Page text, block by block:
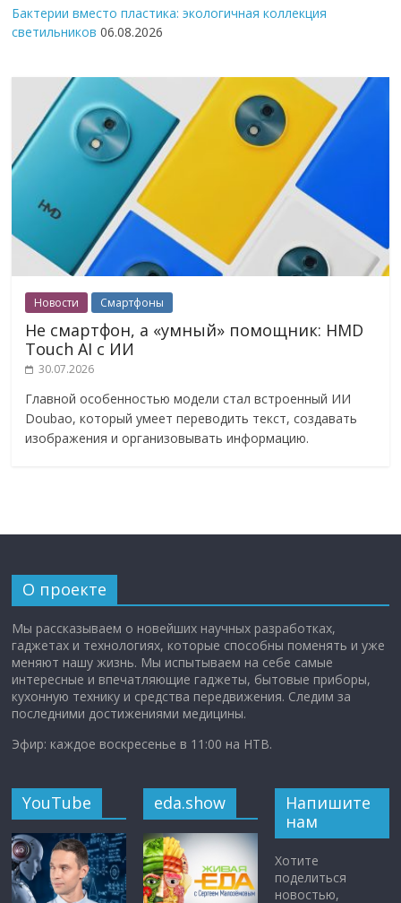
Бактерии вместо пластика: экологичная коллекция
светильников 06.08.2026
Новости Смартфоны
Не смартфон, а «умный» помощник: HMD
Touch AI с ИИ
30.07.2026
Главной особенностью модели стал встроенный ИИ
Doubao, который умеет переводить текст, создавать
изображения и организовывать информацию.
О проекте
Мы рассказываем о новейших научных разработках,
гаджетах и технологиях, которые способны поменять и уже
меняют нашу жизнь. Мы испытываем на себе самые
интересные и впечатляющие гаджеты, бытовые приборы,
кухонную технику и средства передвижения. Следим за
последними достижениями медицины.
Эфир: каждое воскресенье в 11:00 на НТВ.
YouTube eda.show
Напишите
нам
Хотите
поделиться
новостью,